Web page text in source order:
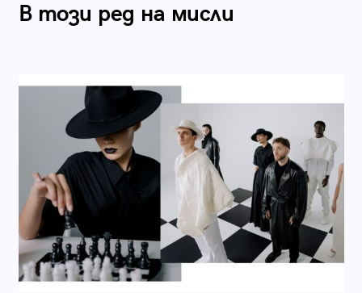
В този ред на мисли